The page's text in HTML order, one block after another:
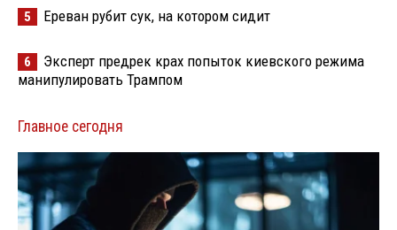
5 Ереван рубит сук, на котором сидит
6
Эксперт предрек крах попыток киевского режима
манипулировать Трампом
Главное сегодня